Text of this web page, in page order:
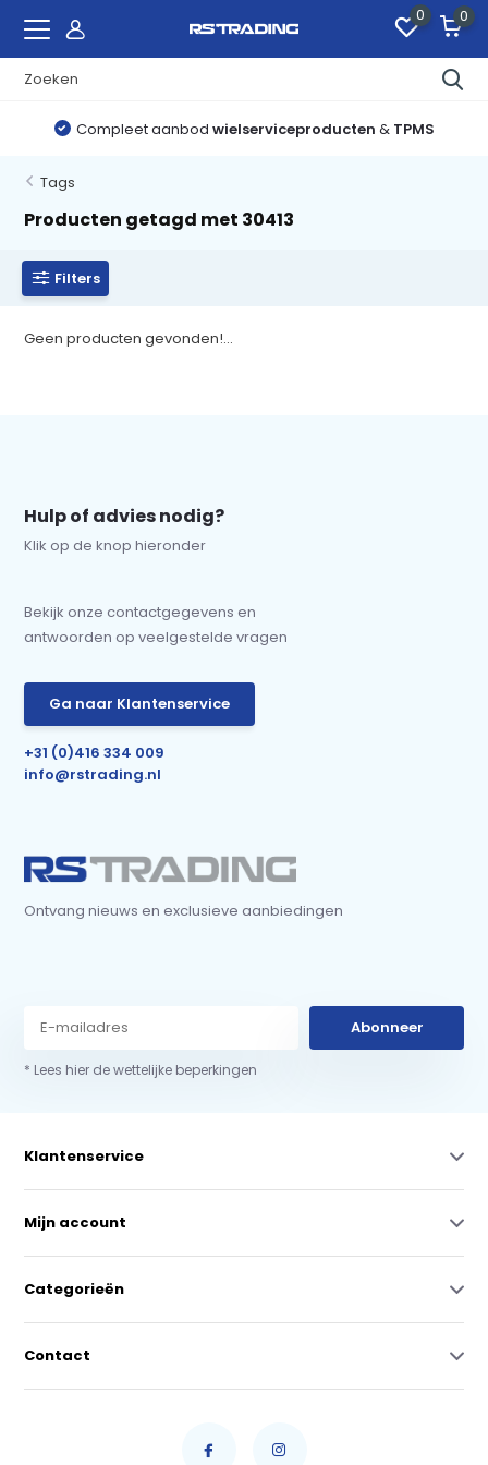
0 0
Compleet aanbod wielserviceproducten & TPMS
Tags
Producten getagd met 30413
Filters
Geen producten gevonden!...
Hulp of advies nodig?
Klik op de knop hieronder
Bekijk onze contactgegevens en
antwoorden op veelgestelde vragen
Ga naar Klantenservice
+31 (0)416 334 009
info@rstrading.nl
Ontvang nieuws en exclusieve aanbiedingen
Abonneer
* Lees hier de wettelijke beperkingen
Klantenservice
Mijn account
Categorieën
Contact